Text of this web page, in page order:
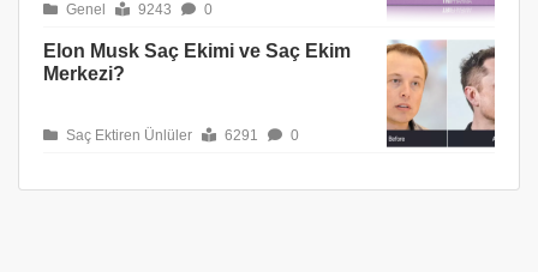
Genel 9243 0
Elon Musk Saç Ekimi ve Saç Ekim
Merkezi?
Saç Ektiren Ünlüler 6291 0